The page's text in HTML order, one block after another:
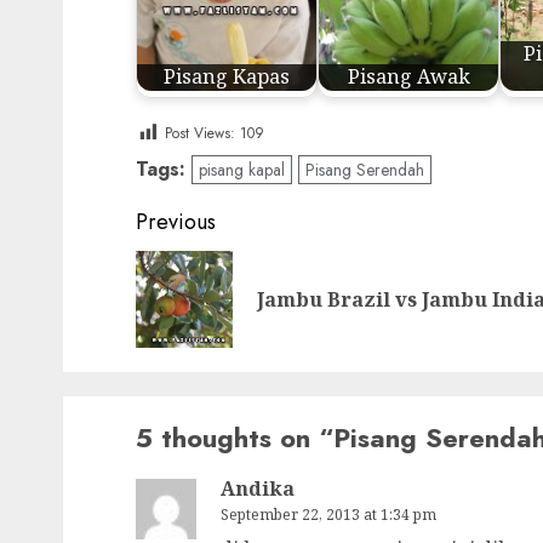
Pisang Kapas Pisang Awak
Post Views: 109
Tags: pisang kapal Pisang Serendah
Post
navigation
Previous
Jambu Brazil vs Jambu
5 thoughts on “Pisang
Andika
September 22, 2013 at 1:34 pm